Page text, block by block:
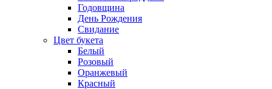
Годовщина
День Рождения
Свидание
Цвет букета
Белый
Розовый
Оранжевый
Красный